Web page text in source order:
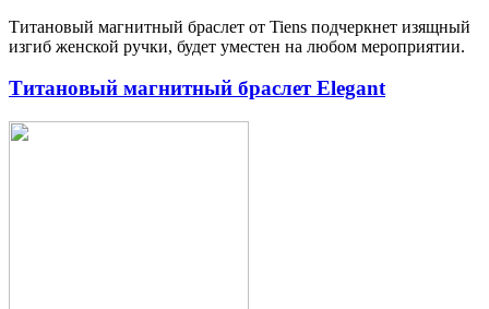
Титановый магнитный браслет от Tiens подчеркнет изящный
изгиб женской ручки, будет уместен на любом мероприятии.
Титановый магнитный браслет Elegant